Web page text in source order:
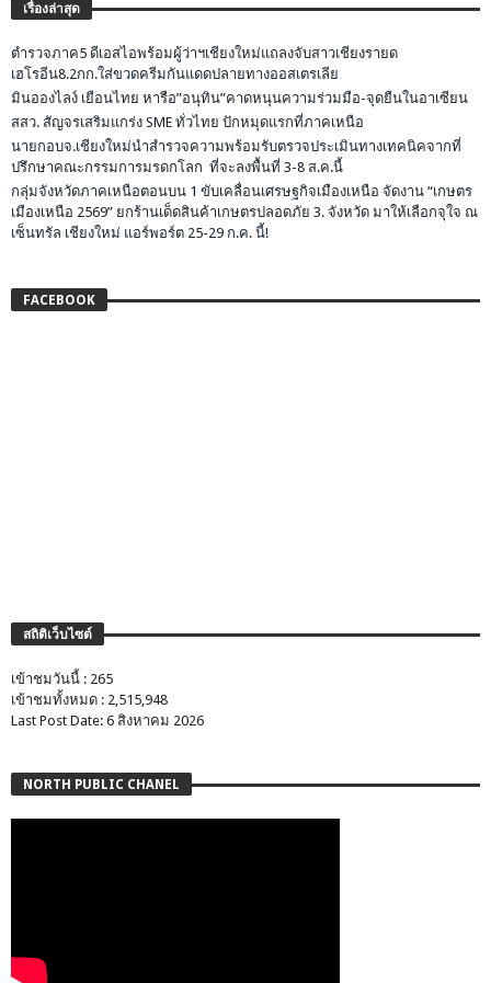
เรื่องล่าสุด
ตำรวจภาค5 ดีเอสไอพร้อมผู้ว่าฯเชียงใหม่แถลงจับสาวเชียงรายด
เฮโรอีน8.2กก.ใส่ขวดครีมกันแดดปลายทางออสเตรเลีย
มินอองไลง์ เยือนไทย หารือ”อนุทิน”คาดหนุนความร่วมมือ-จุดยืนในอาเซียน
สสว. สัญจรเสริมแกร่ง SME ทั่วไทย ปักหมุดแรกที่ภาคเหนือ
นายกอบจ.เชียงใหม่นำสำรวจความพร้อมรับตรวจประเมินทางเทคนิคจากที่
ปรึกษาคณะกรรมการมรดกโลก ที่จะลงพื้นที่ 3-8 ส.ค.นี้
กลุ่มจังหวัดภาคเหนือตอนบน 1 ขับเคลื่อนเศรษฐกิจเมืองเหนือ จัดงาน “เกษตร
เมืองเหนือ 2569” ยกร้านเด็ดสินค้าเกษตรปลอดภัย 3. จังหวัด มาให้เลือกจุใจ ณ
เซ็นทรัล เชียงใหม่ แอร์พอร์ต 25-29 ก.ค. นี้!
FACEBOOK
สถิติเว็บไซต์
เข้าชมวันนี้ : 265
เข้าชมทั้งหมด : 2,515,948
Last Post Date: 6 สิงหาคม 2026
NORTH PUBLIC CHANEL